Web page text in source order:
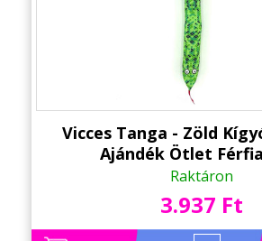
Vicces Tanga - Zöld
Ajándék Ötlet
Raktáron
3.937 Ft